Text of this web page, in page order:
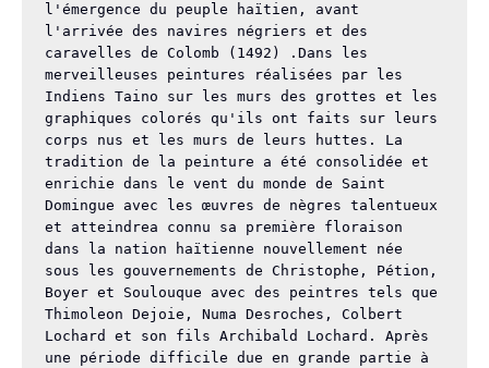
l'émergence du peuple haïtien, avant
l'arrivée des navires négriers et des
caravelles de Colomb (1492) .Dans les
merveilleuses peintures réalisées par les
Indiens Taino sur les murs des grottes et les
graphiques colorés qu'ils ont faits sur leurs
corps nus et les murs de leurs huttes. La
tradition de la peinture a été consolidée et
enrichie dans le vent du monde de Saint
Domingue avec les œuvres de nègres talentueux
et atteindrea connu sa première floraison
dans la nation haïtienne nouvellement née
sous les gouvernements de Christophe, Pétion,
Boyer et Soulouque avec des peintres tels que
Thimoleon Dejoie, Numa Desroches, Colbert
Lochard et son fils Archibald Lochard. Après
une période difficile due en grande partie à